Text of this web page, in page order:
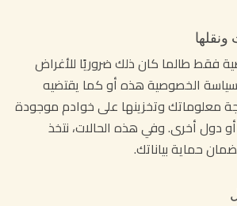
فقط طالما كان ذلك ضروريًا للأغراض
الخصوصية هذه أو كما يقتضيه
معلوماتك وتخزينها على خوادم موجودة
دول أخرى. وفي هذه الحالات، نتخذ
حماية بياناتك.